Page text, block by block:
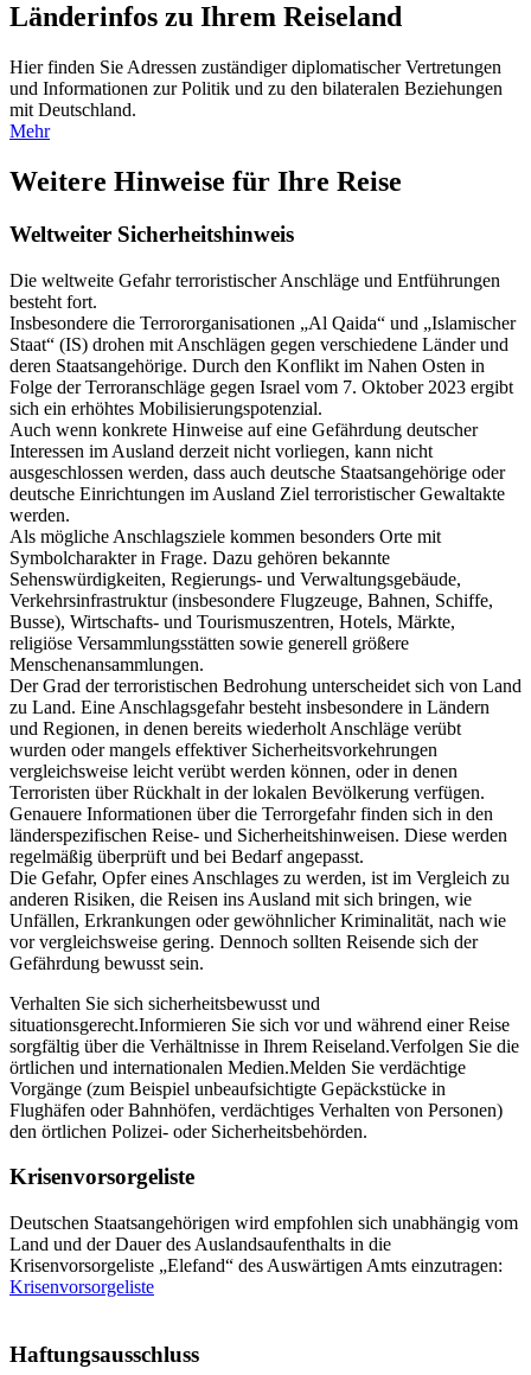
Länderinfos zu Ihrem Reiseland
Hier finden Sie Adressen zuständiger diplomatischer Vertretungen
und Informationen zur Politik und zu den bilateralen Beziehungen
mit Deutschland.
Mehr
Weitere Hinweise für Ihre Reise
Weltweiter Sicherheitshinweis
Die weltweite Gefahr terroristischer Anschläge und Entführungen
besteht fort.
Insbesondere die Terrororganisationen „Al Qaida“ und „Islamischer
Staat“ (IS) drohen mit Anschlägen gegen verschiedene Länder und
deren Staatsangehörige. Durch den Konflikt im Nahen Osten in
Folge der Terroranschläge gegen Israel vom 7. Oktober 2023 ergibt
sich ein erhöhtes Mobilisierungspotenzial.
Auch wenn konkrete Hinweise auf eine Gefährdung deutscher
Interessen im Ausland derzeit nicht vorliegen, kann nicht
ausgeschlossen werden, dass auch deutsche Staatsangehörige oder
deutsche Einrichtungen im Ausland Ziel terroristischer Gewaltakte
werden.
Als mögliche Anschlagsziele kommen besonders Orte mit
Symbolcharakter in Frage. Dazu gehören bekannte
Sehenswürdigkeiten, Regierungs- und Verwaltungsgebäude,
Verkehrsinfrastruktur (insbesondere Flugzeuge, Bahnen, Schiffe,
Busse), Wirtschafts- und Tourismuszentren, Hotels, Märkte,
religiöse Versammlungsstätten sowie generell größere
Menschenansammlungen.
Der Grad der terroristischen Bedrohung unterscheidet sich von Land
zu Land. Eine Anschlagsgefahr besteht insbesondere in Ländern
und Regionen, in denen bereits wiederholt Anschläge verübt
wurden oder mangels effektiver Sicherheitsvorkehrungen
vergleichsweise leicht verübt werden können, oder in denen
Terroristen über Rückhalt in der lokalen Bevölkerung verfügen.
Genauere Informationen über die Terrorgefahr finden sich in den
länderspezifischen Reise- und Sicherheitshinweisen. Diese werden
regelmäßig überprüft und bei Bedarf angepasst.
Die Gefahr, Opfer eines Anschlages zu werden, ist im Vergleich zu
anderen Risiken, die Reisen ins Ausland mit sich bringen, wie
Unfällen, Erkrankungen oder gewöhnlicher Kriminalität, nach wie
vor vergleichsweise gering. Dennoch sollten Reisende sich der
Gefährdung bewusst sein.
Verhalten Sie sich sicherheitsbewusst und
situationsgerecht.Informieren Sie sich vor und während einer Reise
sorgfältig über die Verhältnisse in Ihrem Reiseland.Verfolgen Sie die
örtlichen und internationalen Medien.Melden Sie verdächtige
Vorgänge (zum Beispiel unbeaufsichtigte Gepäckstücke in
Flughäfen oder Bahnhöfen, verdächtiges Verhalten von Personen)
den örtlichen Polizei- oder Sicherheitsbehörden.
Krisenvorsorgeliste
Deutschen Staatsangehörigen wird empfohlen sich unabhängig vom
Land und der Dauer des Auslandsaufenthalts in die
Krisenvorsorgeliste „Elefand“ des Auswärtigen Amts einzutragen:
Krisenvorsorgeliste
Haftungsausschluss